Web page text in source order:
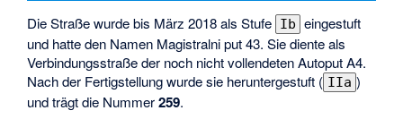
Die Straße wurde bis März 2018 als Stufe Ib eingestuft
und hatte den Namen Magistralni put 43. Sie diente als
Verbindungsstraße der noch nicht vollendeten Autoput A4.
Nach der Fertigstellung wurde sie heruntergestuft ( IIa )
und trägt die Nummer259.